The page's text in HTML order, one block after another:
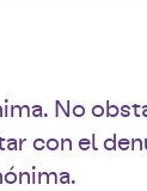
No
con el